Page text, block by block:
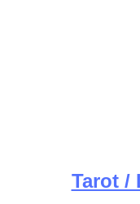
Tarot /